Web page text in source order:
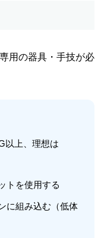
用の器具・手技が必
以上、理想は
トを使用する
に組み込む（低体